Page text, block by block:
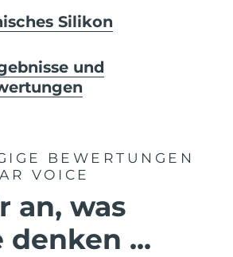
Silikon
und
BEWERTUNGEN
VOICE
an, was
denken ...